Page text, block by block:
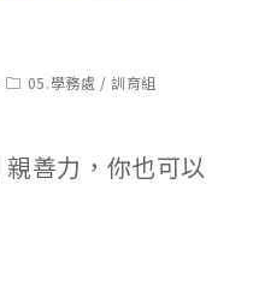
Post05.學務處 / 訓育組
善力，你也可以